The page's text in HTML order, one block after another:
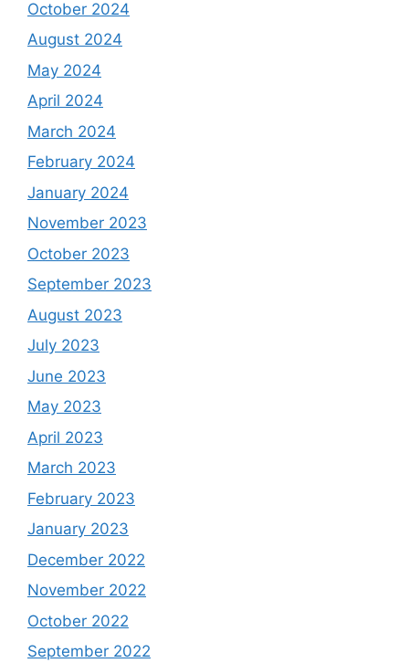
October 2024
August 2024
May 2024
April 2024
March 2024
February 2024
January 2024
November 2023
October 2023
September 2023
August 2023
July 2023
June 2023
May 2023
April 2023
March 2023
February 2023
January 2023
December 2022
November 2022
October 2022
September 2022